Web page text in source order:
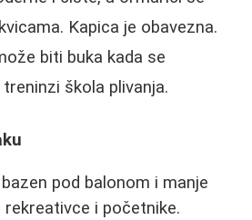
Kapica je obavezna.
biti buka kada se
škola plivanja.
pod balonom i manje
rekreativce i početnike.